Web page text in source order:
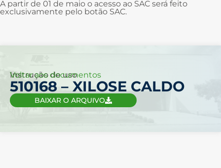
A partir de 01 de maio o acesso ao SAC será feito
exclusivamente pelo botão SAC.
Voltar aos documentos
Instrução de uso
510168 – XILOSE CALDO
BAIXAR O ARQUIVO